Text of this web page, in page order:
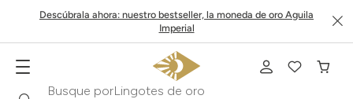
Descúbrala ahora: nuestro bestseller, la moneda de oro Aguila
Imperial
Busque por